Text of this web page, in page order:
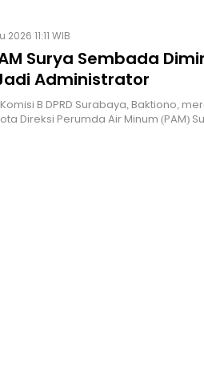
11:11 WIB
Surya Sembada
Administrator
B DPRD Surabaya, Baktiono,
Direksi Perumda Air Minum (PAM)